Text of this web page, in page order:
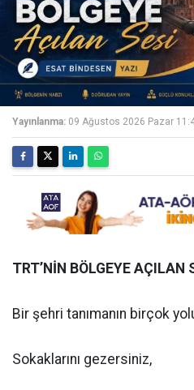
Yayınlanma: 09 Ağustos 2026 Pazar
TRT’NİN BÖLGEYE AÇILAN
Bir şehri tanımanın birçok
Sokaklarını gezersiniz,